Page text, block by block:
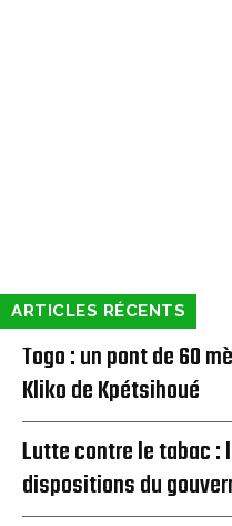
ARTICLES RÉCENTS
Togo : un pont de 60
Kliko de Kpétsihoué
Lutte contre le tabac :
dispositions du